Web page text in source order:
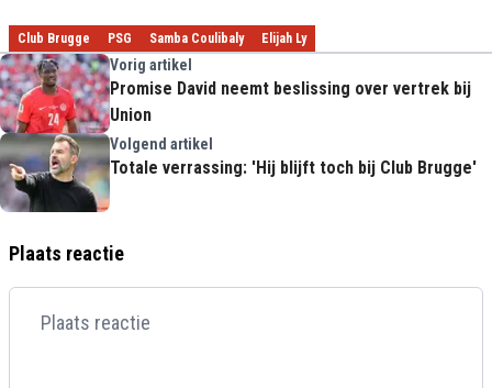
Club Brugge PSG Samba Coulibaly Elijah Ly
Vorig artikel
Promise David neemt beslissing over vertrek bij
Union
Volgend artikel
Totale verrassing: 'Hij blijft toch bij Club Brugge'
Plaats reactie